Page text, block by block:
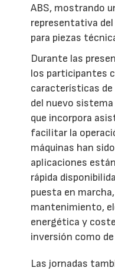
ABS, mostrando
representativa
para piezas
Durante las
los participantes
características de
del nuevo
que incorpora
facilitar la
máquinas han
aplicaciones
rápida
puesta en
mantenimiento,
energética y
inversión como
Las jornadas